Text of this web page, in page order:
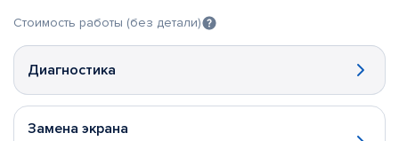
Стоимость работы (без детали)
Диагностика
Замена экрана